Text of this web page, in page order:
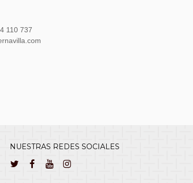
110 737
NUESTRAS REDES SOCIALES